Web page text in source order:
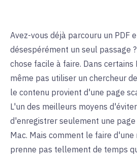
Avez-vous déjà parcouru un PDF
désespérément un seul passage
chose facile à faire. Dans certains
même pas utiliser un chercheur
le contenu provient d'une page
L'un des meilleurs moyens
d'enregistrer seulement une page
Mac. Mais comment le faire d'une
prenne pas tellement de temps